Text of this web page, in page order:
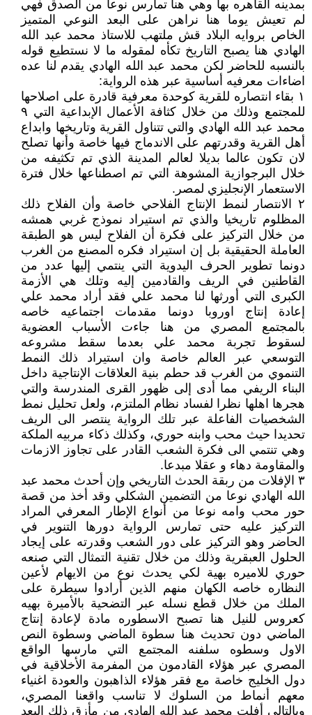
بمدينه القاهره بها وهي هنا تمارس نوعا من الصدق فهي
لم تعيش يوما هنا نراهن على البعد النوعي المتميز
الخاص بروايه البلاد قش ملتهب للاستاذ محمد عبد الله
الهادي هنا يصبح التاريخ تكأه لمقوله ما لا نستطيع قوله
بالنسبه للحاضر لكن محمد عبد الله الهادي يقدم لنا عده
اضاءات معرفيه أساسية عبر هذه الرواية:
١ بقاء انتصاره للقرية كوحدة معرفية قادرة على اصلاحها
للمجتمع وذلك من خلال كثافة الأعمال الإبداعية التي ٩
محمد عبد الله الهادي والتي تتناول القرية وتاريخها وابداع
أهل القرية وقدرتهم على الاندماج فيها خاصة وأنها تصلح
لان تكون عالما بديلا لعالم المدينة الذي تم تكثيفه من
خلال البرجوازية المشوهة التي تم اصطناعها خلال فترة
الاستعمار الإنجليزي لمصر.
٢ الانتصار لنمط الإنتاج الفلاحي خاصة وأن الفلاح ذلك
المظلوم تاريخيا والذي تم استيراد نموذج غربي همشه
من خلال التركيز على فكرة أن الفلاح ليس هو الطبقة
العاملة الحقيقية بل إن استيراد فكره المصنع من الغرب
دونما تطوير الحرف اليدوية التي ينتمي إليها عدد من
القاطنين في الريف والقادمين إليه وتلك هي الأزمة
الكبرى التي أورثها لنا محمد علي فقد أراد محمد علي
إعادة إنتاج اوروبا دونما مقدمات اجتماعيه خاصه
بالمجتمع المصري من هنا جاءت الأسباب العضوية
لسقوط تجربة محمد علي بعدما سقط مشروعه
التوسعي عبر العالم خاصة وان استيراد ذلك النمط
التنموي من الغرب قد حطم بنية العلاقات الإنتاجية داخل
البناء الريفي مما أدى إلى ظهور القرى المندرسة والتي
هجرها اهلها نظرا لفساد نظام الملتزم، ولعل تحليل نمط
الشخصيات الفاعلة عبر تلك الرواية ينتصر الى الريف
تحديدا حيث محب وابنه حوري، وكذلك ذكاء مربيه الملكة
وهي تنتمي الى فكرة الشعب القادر على تجاوز الازمات
والمقاومة دهاء و عقلا مبدعا.
٣ الإفلات من ربقة الحدث التاريخي وإن أحدث محمد عبد
الله الهادي نوعا من التضمين الشكلي وقد أخذ من قصة
حور محب وامه نوعا من أنواع الإطار المعرفي المراد
التركيز عليه حتى تمارس الرواية دورها التنوير في
الحاضر وهو التركيز على دور الشعب وقدرته على إيجاد
الحلول العبقرية وذلك من خلال تقنية التمثال التي صنعه
حوري للاميره بهية لكي يحدث نوع من الايهام لأعين
النظاره خاصه الكهان منهم الذين أرادوا سيطرة على
الملك من خلال قطع نسله عبر التضحية بالأميرة بهيه
كعروس للنيل هنا تصبح الاسطوره مادة لإعادة إنتاج
الماضي دون تحديث هنا سطوة الماضي وسطوة النص
الاول وسطوه سلفنه المجتمع التي مارسها الواقع
المصري عبر هؤلاء القادمون من المفرمة الأخلاقية في
دول الخليج خاصة مع فقر هؤلاء الذاهبون والعودة اغنياء
معهم أنماط من السلوك لا تناسب واقعنا المصري،
وبالتالي أفلت محمد عبد الله الهادي من مأزق ذلك البعد